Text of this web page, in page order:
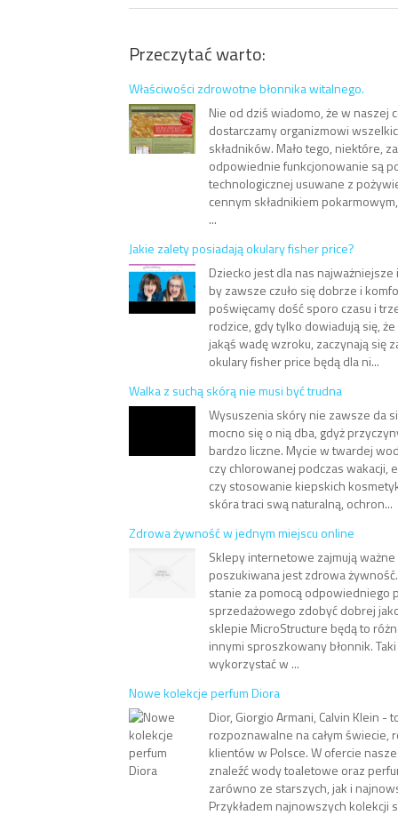
Przeczytać warto:
Właściwości zdrowotne błonnika witalnego.
Nie od dziś wiadomo, że w naszej
dostarczamy organizmowi
składników. Mało tego, niektóre,
odpowiednie funkcjonowanie są
technologicznej usuwane z
cennym składnikiem
...
Jakie zalety posiadają okulary fisher price?
Dziecko jest dla nas najważniejsze
by zawsze czuło się dobrze i
poświęcamy dość sporo czasu i
rodzice, gdy tylko dowiadują się,
jakąś wadę wzroku, zaczynają się
okulary fisher price będą dla ni...
Walka z suchą skórą nie musi być trudna
Wysuszenia skóry nie zawsze da
mocno się o nią dba, gdyż
bardzo liczne. Mycie w twardej
czy chlorowanej podczas wakacji,
czy stosowanie kiepskich
skóra traci swą naturalną, ochron...
Zdrowa żywność w jednym miejscu online
Sklepy internetowe zajmują
poszukiwana jest zdrowa
stanie za pomocą odpowiedniego
sprzedażowego zdobyć dobrej
sklepie MicroStructure będą to
innymi sproszkowany błonnik.
wykorzystać w ...
Nowe kolekcje perfum Diora
Dior, Giorgio Armani, Calvin Klein -
rozpoznawalne na całym świecie,
klientów w Polsce. W ofercie
znaleźć wody toaletowe oraz
zarówno ze starszych, jak i
Przykładem najnowszych kolekcji